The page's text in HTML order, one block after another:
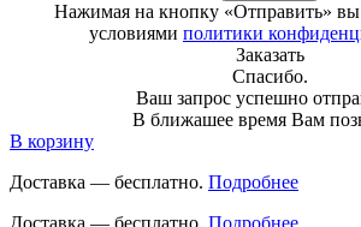
Нажимая на кнопку «Отправить» вы
условиями политики
Заказать
Спасибо.
Ваш запрос успешно
В ближашее время Вам
В корзину
Доставка — бесплатно. Подробнее
Доставка — бесплатно. Подробнее